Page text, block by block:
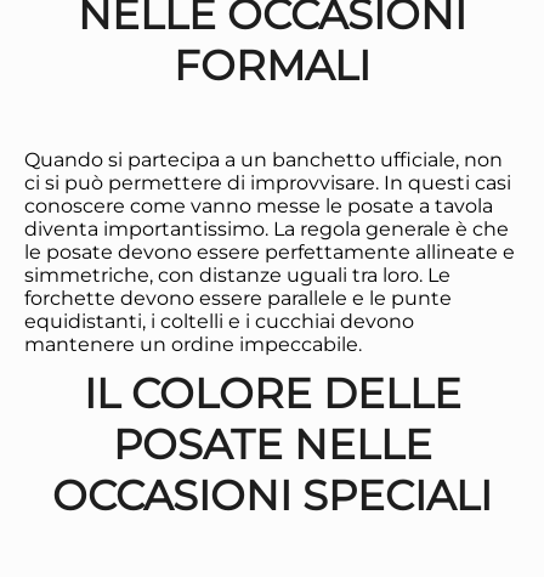
NELLE OCCASIONI
FORMALI
Quando si partecipa a un banchetto ufficiale, non
ci si può permettere di improvvisare. In questi casi
conoscere come vanno messe le posate a tavola
diventa importantissimo. La regola generale è che
le posate devono essere perfettamente allineate e
simmetriche, con distanze uguali tra loro. Le
forchette devono essere parallele e le punte
equidistanti, i coltelli e i cucchiai devono
mantenere un ordine impeccabile.
IL COLORE DELLE
POSATE NELLE
OCCASIONI SPECIALI